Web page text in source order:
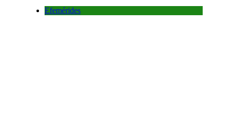
Efemérides